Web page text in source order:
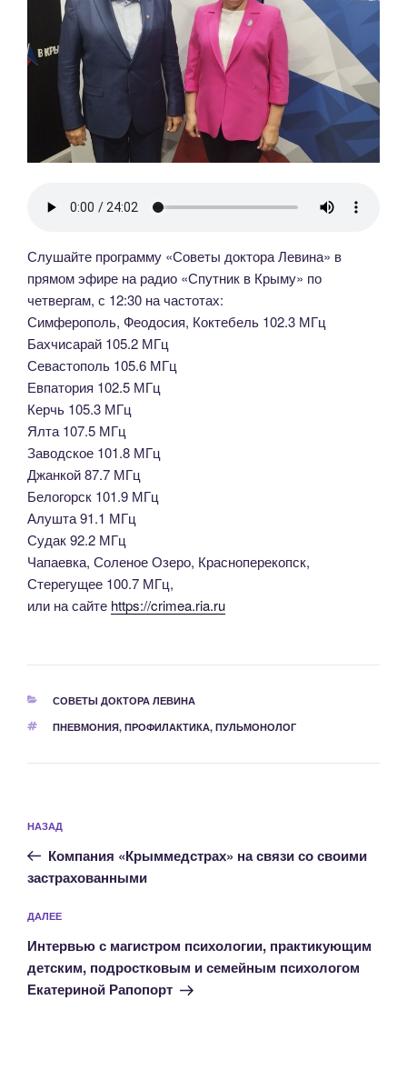
Слушайте программу «Советы доктора Левина» в
прямом эфире на радио «Спутник в Крыму» по
четвергам, с 12:30 на частотах:
Симферополь, Феодосия, Коктебель 102.3 МГц
Бахчисарай 105.2 МГц
Севастополь 105.6 МГц
Евпатория 102.5 МГц
Керчь 105.3 МГц
Ялта 107.5 МГц
Заводское 101.8 МГц
Джанкой 87.7 МГц
Белогорск 101.9 МГц
Алушта 91.1 МГц
Судак 92.2 МГц
Чапаевка, Соленое Озеро, Красноперекопск,
Стерегущее 100.7 МГц,
или на сайте https://crimea.ria.ru
РУБРИКИ
СОВЕТЫ ДОКТОРА ЛЕВИНА
МЕТКИ
ПНЕВМОНИЯ, ПРОФИЛАКТИКА, ПУЛЬМОНОЛОГ
по
записям
Предыдущая
запись:
НАЗАД
Компания «Крыммедстрах» на связи со своими
застрахованными
Следующая
запись
ДАЛЕЕ
Интервью с магистром психологии, практикующим
детским, подростковым и семейным психологом
Екатериной Рапопорт